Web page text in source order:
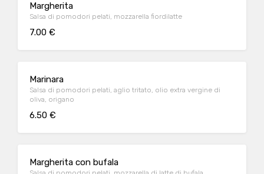
Margherita
Salsa di pomodori pelati, mozzarella fiordilatte
7.00 €
Marinara
Salsa di pomodori pelati, aglio tritato, olio extra vergine di
oliva, origano
6.50 €
Margherita con bufala